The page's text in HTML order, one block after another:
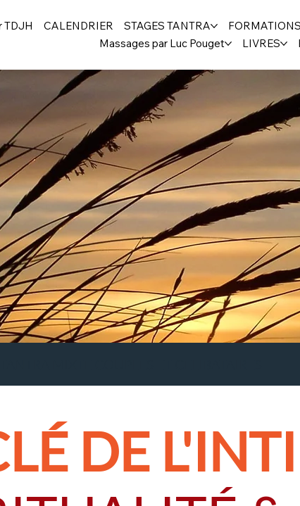
TDJH CALENDRIER STAGES TANTRA
Massages par Luc Pouget
LIVRES
DE